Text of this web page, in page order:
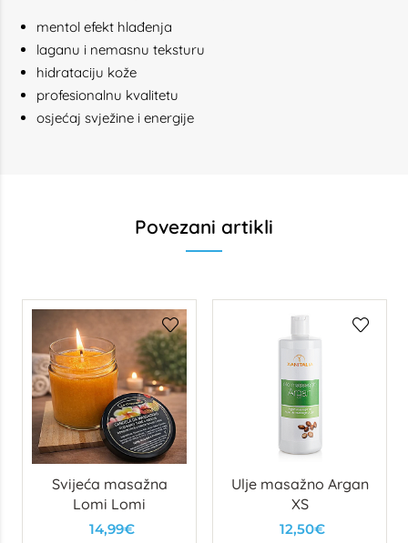
mentol efekt hlađenja
laganu i nemasnu teksturu
hidrataciju kože
profesionalnu kvalitetu
osjećaj svježine i energije
Povezani artikli
Svijeća masažna
Lomi Lomi
14,99€
Ulje masažno Argan
XS
12,50€